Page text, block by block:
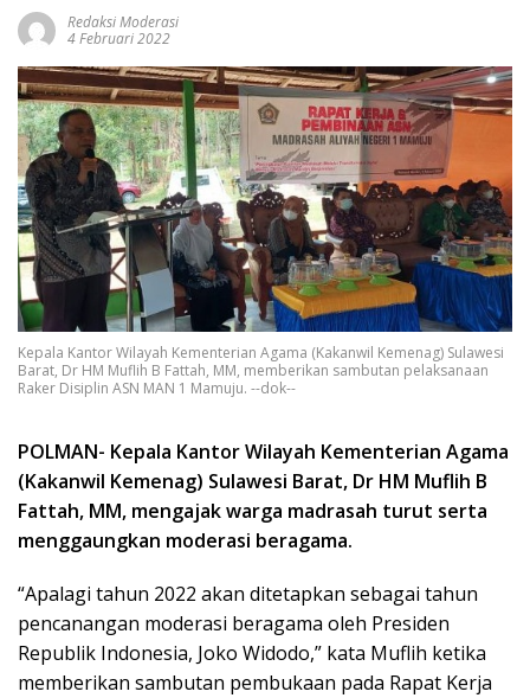
Redaksi Moderasi
4 Februari 2022
Kepala Kantor Wilayah Kementerian Agama (Kakanwil Kemenag) Sulawesi
Barat, Dr HM Muflih B Fattah, MM, memberikan sambutan pelaksanaan
Raker Disiplin ASN MAN 1 Mamuju. --dok--
POLMAN- Kepala Kantor Wilayah Kementerian Agama
(Kakanwil Kemenag) Sulawesi Barat, Dr HM Muflih B
Fattah, MM, mengajak warga madrasah turut serta
menggaungkan moderasi beragama.
“Apalagi tahun 2022 akan ditetapkan sebagai tahun
pencanangan moderasi beragama oleh Presiden
Republik Indonesia, Joko Widodo,” kata Muflih ketika
memberikan sambutan pembukaan pada Rapat Kerja